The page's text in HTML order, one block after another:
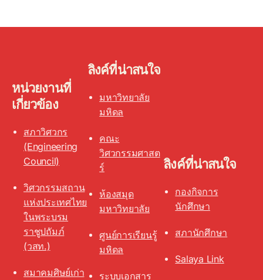
หน่วยงานที่
เกี่ยวข้อง
สภาวิศวกร
(Engineering
Council)
วิศวกรรมสถาน
แห่งประเทศไทย
ในพระบรม
ราชูปถัมภ์
(วสท.)
สมาคมศิษย์เก่า
ลิงค์ที่น่าสนใจ
มหาวิทยาลัย
มหิดล
คณะ
วิศวกรรมศาสต
ร์
ห้องสมุด
มหาวิทยาลัย
ศูนย์การเรียนรู้
มหิดล
ระบบเอกสาร
ลิงค์ที่น่าสนใจ
กองกิจการ
นักศึกษา
สภานักศึกษา
Salaya Link